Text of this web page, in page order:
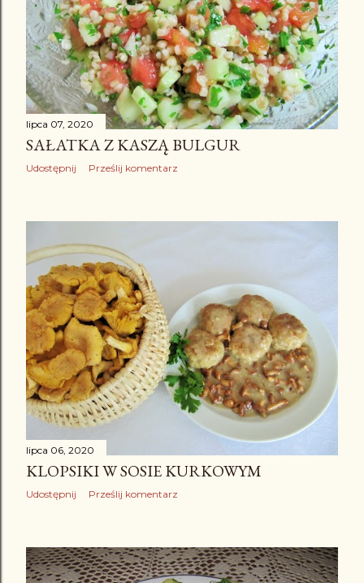
lipca 07, 2020
SAŁATKA Z KASZĄ BULGUR
Udostępnij Prześlij komentarz
lipca 06, 2020
KLOPSIKI W SOSIE KURKOWYM
Udostępnij Prześlij komentarz